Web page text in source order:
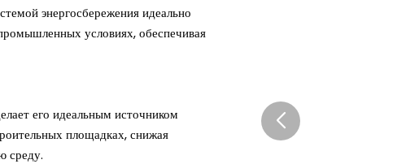
энергосбережения идеально
условиях, обеспечивая
его идеальным источником
площадках, снижая
среду.